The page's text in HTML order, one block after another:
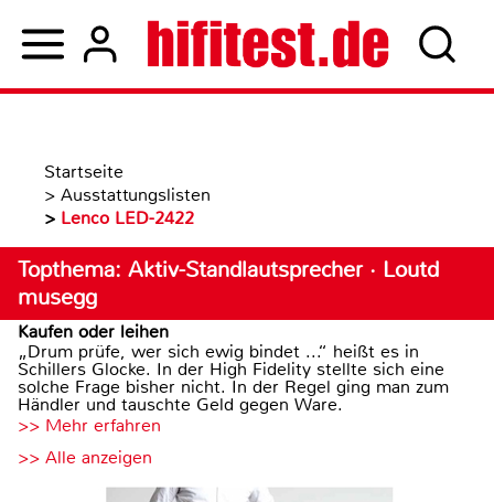
Startseite
> Ausstattungslisten
> Lenco LED-2422
Topthema: Aktiv-Standlautsprecher · Loutd
musegg
Kaufen oder leihen
„Drum prüfe, wer sich ewig bindet ...“ heißt es in
Schillers Glocke. In der High Fidelity stellte sich eine
solche Frage bisher nicht. In der Regel ging man zum
Händler und tauschte Geld gegen Ware.
>> Mehr erfahren
>> Alle anzeigen